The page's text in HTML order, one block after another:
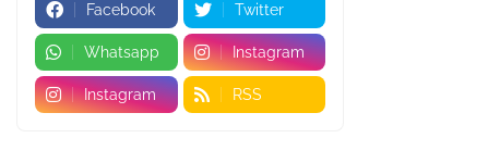
Facebook Twitter
Whatsapp Instagram
Instagram RSS